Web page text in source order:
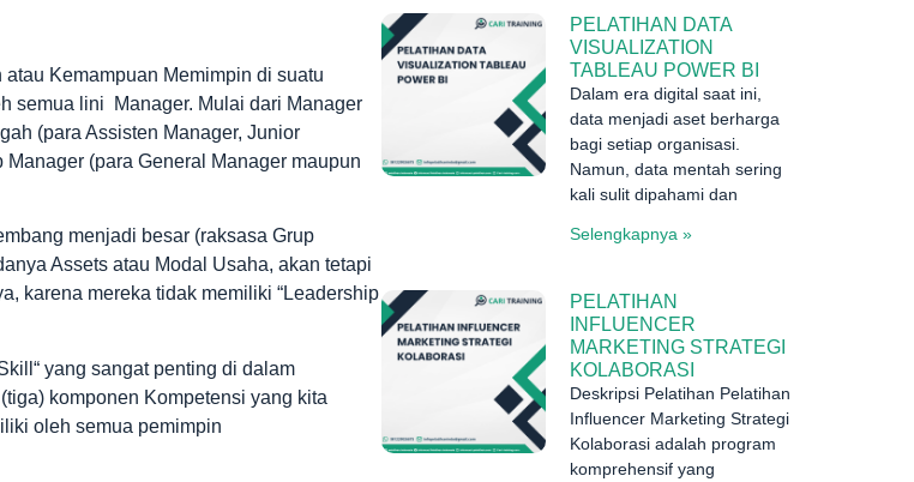
Kemampuan Memimpin di suatu
semua lini Manager. Mulai dari Manager
(para Assisten Manager, Junior
(para General Manager maupun
menjadi besar (raksasa Grup
Assets atau Modal Usaha, akan tetapi
karena mereka tidak memiliki “Leadership
yang sangat penting di dalam
komponen Kompetensi yang kita
oleh semua pemimpin
PELATIHAN DATA
VISUALIZATION
TABLEAU POWER BI
Dalam era digital saat ini,
data menjadi aset berharga
bagi setiap organisasi.
Namun, data mentah sering
kali sulit dipahami dan
Selengkapnya »
PELATIHAN
INFLUENCER
MARKETING STRATEGI
KOLABORASI
Deskripsi Pelatihan Pelatihan
Influencer Marketing Strategi
Kolaborasi adalah program
komprehensif yang